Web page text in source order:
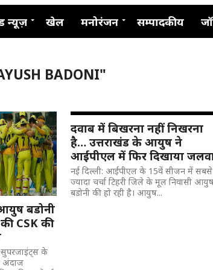
न्यूज़ खेल मनोरंजन सम्पादकीय
BADONI"
बडोनी
CSK की
सुपरजाइंट्स के
अंदाज
दवाब में बिखरना नहीं निखरना
है… उत्तराखंड के आयुष ने
आईपीएल में फिर दिखाया
नई दिल्ली: आईपीएल के 15वें सीजन में सबसे
ज्यादा चर्चा टिहरी जिले के मूल निवासी
बडोनी की हो रही है। आयुष...